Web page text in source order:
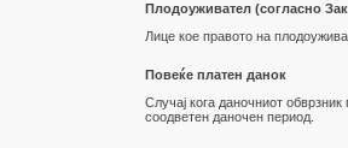
Плодоуживател (согласно
Лице кое правото на
Повеќе платен данок
Случај кога даночниот
соодветен даночен период.